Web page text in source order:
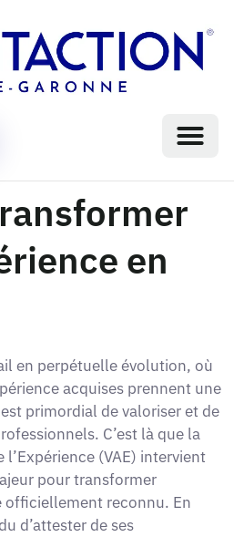
en
en perpétuelle évolution, où
acquises prennent une
primordial de valoriser et de
C’est là que la
(VAE) intervient
pour transformer
officiellement reconnu. En
d’attester de ses